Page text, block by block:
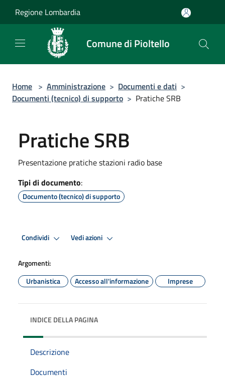
Regione Lombardia
Comune di Pioltello
Home > Amministrazione > Documenti e dati >
Documenti (tecnico) di supporto > Pratiche SRB
Pratiche SRB
Presentazione pratiche stazioni radio base
Tipi di documento:
Documento (tecnico) di supporto
Condividi Vedi azioni
Argomenti:
Urbanistica
Accesso all'informazione Imprese
INDICE DELLA PAGINA
Descrizione
Documenti